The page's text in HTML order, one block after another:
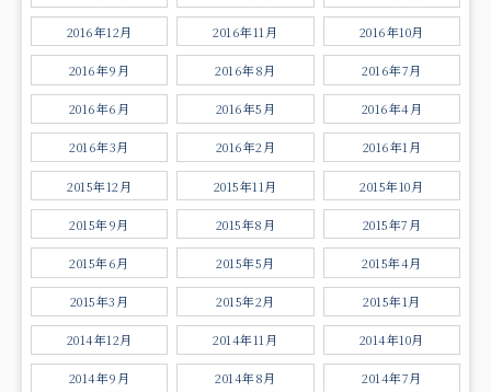
2016年12月 2016年11月 2016年10月
2016年9月 2016年8月 2016年7月
2016年6月 2016年5月 2016年4月
2016年3月 2016年2月 2016年1月
2015年12月 2015年11月 2015年10月
2015年9月 2015年8月 2015年7月
2015年6月 2015年5月 2015年4月
2015年3月 2015年2月 2015年1月
2014年12月 2014年11月 2014年10月
2014年9月 2014年8月 2014年7月